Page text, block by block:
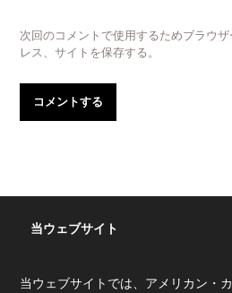
次回のコメントで使用するためブラウ
レス、サイトを保存する。
当ウェブサイト
当ウェブサイトでは、アメリカン・